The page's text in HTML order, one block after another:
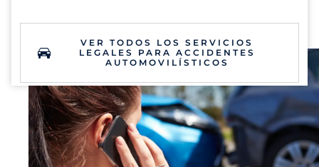
VER TODOS LOS SERVICIOS
LEGALES PARA ACCIDENTES
AUTOMOVILÍSTICOS